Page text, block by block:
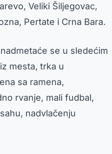
Veliki Šiljegovac,
Pertate i Crna Bara.
se u sledećim
mesta, trka u
sa ramena,
rvanje, mali fudbal,
nadvlačenju